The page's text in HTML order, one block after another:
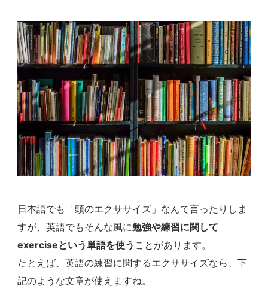
日本語でも「頭のエクササイズ」なんて言ったりしま
すが、英語でもそんな風に勉強や練習に関して
exerciseという単語を使う ことがあります。
たとえば、英語の練習に関するエクササイズなら、下
記のような文章が使えますね。